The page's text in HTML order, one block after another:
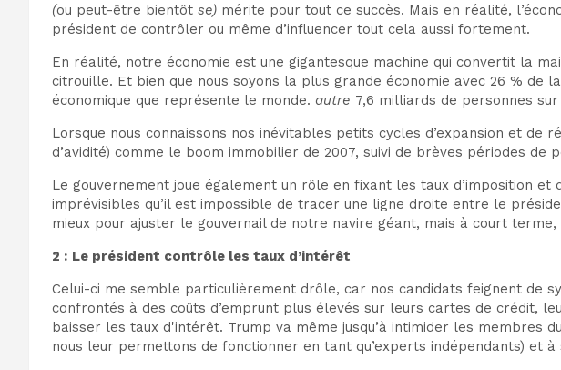
(ou peut-être bientôt se) mérite pour tout ce succès. Mais en réalité,
président de contrôler ou même d’influencer tout cela aussi fortement.
En réalité, notre économie est une gigantesque machine qui convertit la
citrouille. Et bien que nous soyons la plus grande économie avec 26 %
économique que représente le monde. autre 7,6 milliards de personnes
Lorsque nous connaissons nos inévitables petits cycles d’expansion et
d’avidité) comme le boom immobilier de 2007, suivi de brèves périodes
Le gouvernement joue également un rôle en fixant les taux d’imposition
imprévisibles qu’il est impossible de tracer une ligne droite entre le
mieux pour ajuster le gouvernail de notre navire géant, mais à court
2 : Le président contrôle les taux d’intérêt
Celui-ci me semble particulièrement drôle, car nos candidats feignent de
confrontés à des coûts d’emprunt plus élevés sur leurs cartes de crédit,
baisser les taux d'intérêt. Trump va même jusqu’à intimider les membres
nous leur permettons de fonctionner en tant qu’experts indépendants) et